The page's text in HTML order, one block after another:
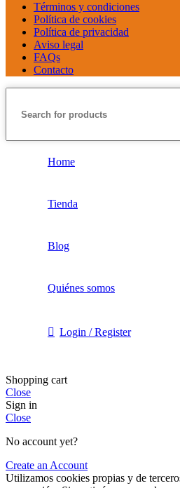
Términos y condiciones
Política de cookies
Política de privacidad
Aviso legal
FAQs
Contacto
Home
Tienda
Blog
Quiénes somos
Login / Register
Shopping cart
Close
Sign in
Close
No account yet?
Create an Account
Utilizamos cookies propias y de